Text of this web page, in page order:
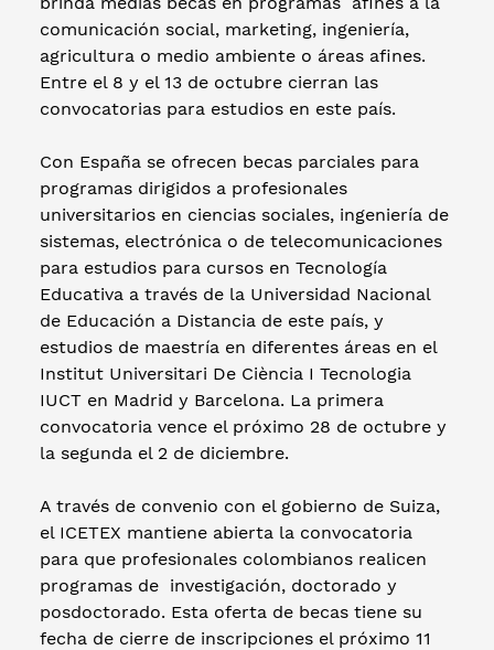
comunicación social, marketing, ingeniería,
agricultura o medio ambiente o áreas afines.
Entre el 8 y el 13 de octubre cierran las
convocatorias para estudios en este país.
Con España se ofrecen becas parciales para
programas dirigidos a profesionales
universitarios en ciencias sociales, ingeniería de
sistemas, electrónica o de telecomunicaciones
para estudios para cursos en Tecnología
Educativa a través de la Universidad Nacional
de Educación a Distancia de este país, y
estudios de maestría en diferentes áreas en el
Institut Universitari De Ciència I Tecnologia
IUCT en Madrid y Barcelona. La primera
convocatoria vence el próximo 28 de octubre y
la segunda el 2 de diciembre.
A través de convenio con el gobierno de Suiza,
el ICETEX mantiene abierta la convocatoria
para que profesionales colombianos realicen
programas de investigación, doctorado y
posdoctorado. Esta oferta de becas tiene su
fecha de cierre de inscripciones el próximo 11